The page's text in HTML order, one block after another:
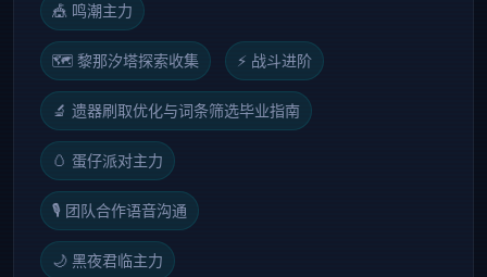
🎪 鸣潮主力
🗺️ 黎那汐塔探索收集 ⚡ 战斗进阶
🔬 遗器刷取优化与词条筛选毕业指南
🥚 蛋仔派对主力
🎙️ 团队合作语音沟通
🌙 黑夜君临主力